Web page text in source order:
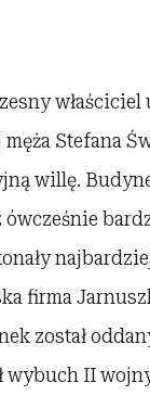
Stefana
willę.
firma
został
wybuch II